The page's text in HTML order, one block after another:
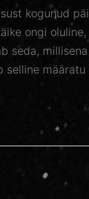
kogunud
ongi
seda,
selline